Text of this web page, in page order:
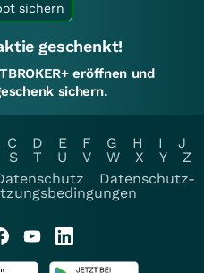
sichern
geschenkt!
eröffnen und
sichern.
C D E F G H I
J
S T U V W X Y
Z
Datenschutz-